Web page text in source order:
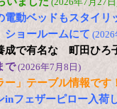
動ベッドもスタイリ
ショールームにて
成で有名な 町田ひろ
で(2026年7月8日)
」テーブル情報です！
フェザーピロー入荷